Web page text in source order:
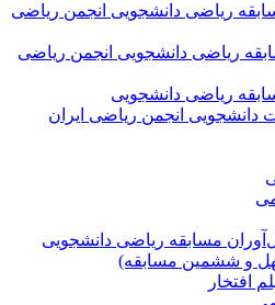
ریاضی دانشجویی انجمن ریاضی
ریاضی دانشجویی انجمن ریاضی
ریاضی دانشجویی
دانشجویی انجمن ریاضی ایران
مسابقه ریاضی دانشجویی
و ششمین مسابقه)
افتخار